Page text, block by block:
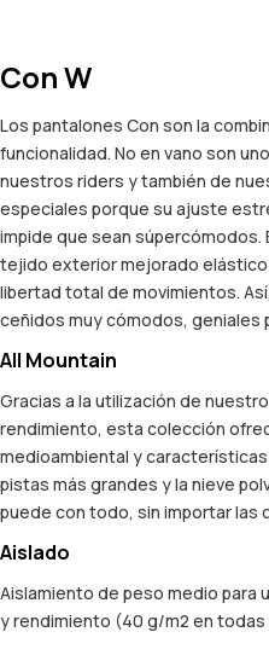
Con W
Los pantalones Con son la
funcionalidad. No en vano son
nuestros riders y también de
especiales porque su ajuste
impide que sean
tejido exterior mejorado
libertad total de movimientos.
ceñidos muy cómodos, geniales
All Mountain
Gracias a la utilización de
rendimiento, esta colección
medioambiental y
pistas más grandes y la nieve
puede con todo, sin importar las
Aislado
Aislamiento de peso medio para
y rendimiento (40 g/m2 en